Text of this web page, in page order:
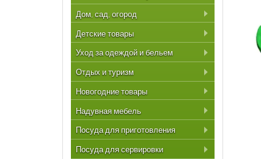
Дом, сад, огород
Детские товары
Уход за одеждой и бельем
Отдых и туризм
Новогодние товары
Надувная мебель
Посуда для приготовления
Посуда для сервировки